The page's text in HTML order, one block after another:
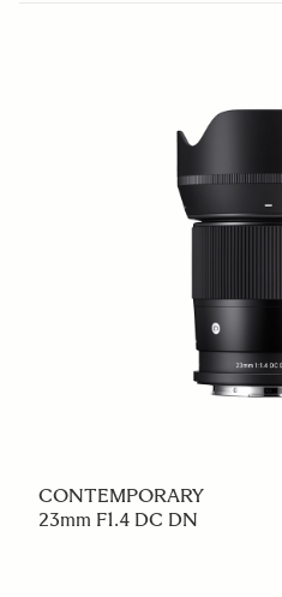
CONTEMPORARY
23mm F1.4 DC DN